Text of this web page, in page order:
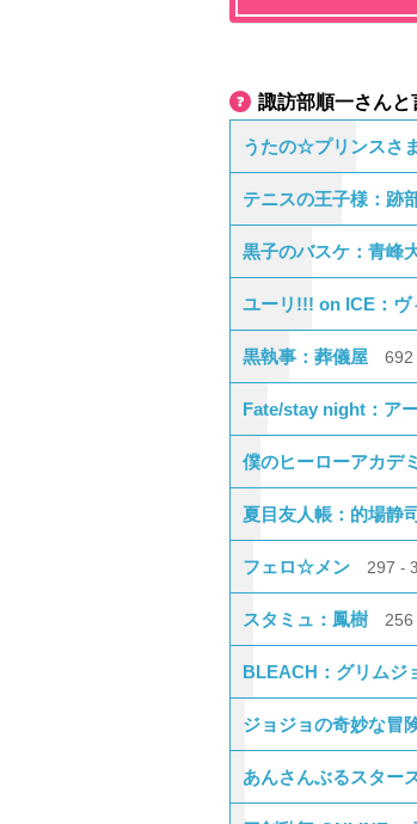
諏訪部順一さん
うたの☆プリンスさ
テニスの王子様：跡
黒子のバスケ：青峰
ユーリ!!! on ICE：ヴ
黒執事：葬儀屋
Fate/stay night：ア
僕のヒーローアカデ
夏目友人帳：的場静司
フェロ☆メン 297
スタミュ：鳳樹
BLEACH：グリムジ
ジョジョの奇妙な冒
あんさんぶるスター